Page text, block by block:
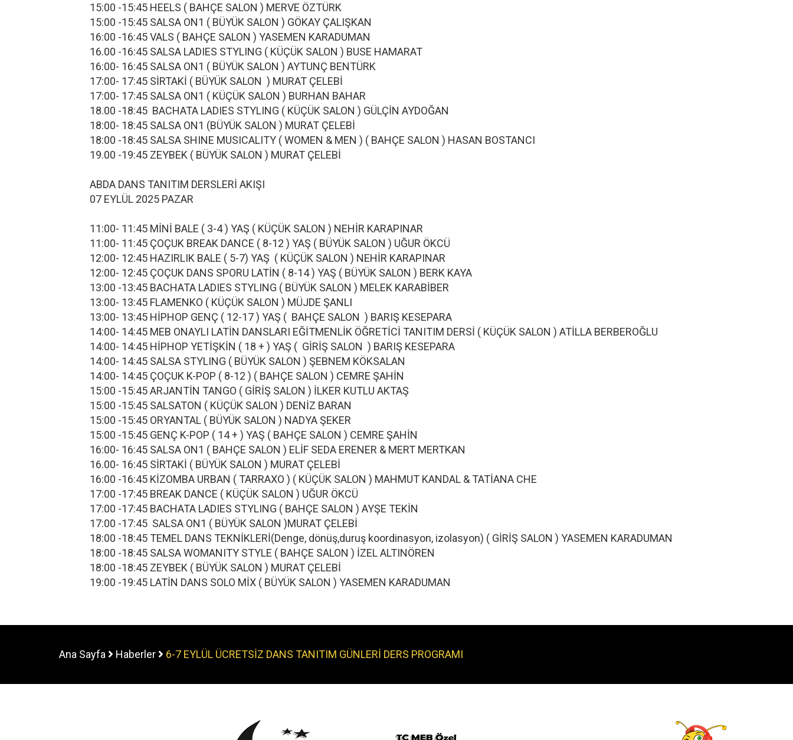
15:00 -15:45 HEELS ( BAHÇE SALON ) MERVE ÖZTÜRK
15:00 -15:45 SALSA ON1 ( BÜYÜK SALON ) GÖKAY ÇALIŞKAN
16:00 -16:45 VALS ( BAHÇE SALON ) YASEMEN KARADUMAN
16.00 -16:45 SALSA LADIES STYLING ( KÜÇÜK SALON ) BUSE HAMARAT
16:00- 16:45 SALSA ON1 ( BÜYÜK SALON ) AYTUNÇ BENTÜRK
17:00- 17:45 SİRTAKİ ( BÜYÜK SALON ) MURAT ÇELEBİ
17:00- 17:45 SALSA ON1 ( KÜÇÜK SALON ) BURHAN BAHAR
18.00 -18:45 BACHATA LADIES STYLING ( KÜÇÜK SALON ) GÜLÇİN AYDOĞAN
18:00- 18:45 SALSA ON1 (BÜYÜK SALON ) MURAT ÇELEBİ
18:00 -18:45 SALSA SHINE MUSICALITY ( WOMEN & MEN ) ( BAHÇE SALON ) HASAN BOSTANCI
19.00 -19:45 ZEYBEK ( BÜYÜK SALON ) MURAT ÇELEBİ
ABDA DANS TANITIM DERSLERİ AKIŞI
07 EYLÜL 2025 PAZAR
11:00- 11:45 MİNİ BALE ( 3-4 ) YAŞ ( KÜÇÜK SALON ) NEHİR KARAPINAR
11:00- 11:45 ÇOÇUK BREAK DANCE ( 8-12 ) YAŞ ( BÜYÜK SALON ) UĞUR ÖKCÜ
12:00- 12:45 HAZIRLIK BALE ( 5-7) YAŞ ( KÜÇÜK SALON ) NEHİR KARAPINAR
12:00- 12:45 ÇOÇUK DANS SPORU LATİN ( 8-14 ) YAŞ ( BÜYÜK SALON ) BERK KAYA
13:00 -13:45 BACHATA LADIES STYLING ( BÜYÜK SALON ) MELEK KARABİBER
13:00- 13:45 FLAMENKO ( KÜÇÜK SALON ) MÜJDE ŞANLI
13:00- 13:45 HİPHOP GENÇ ( 12-17 ) YAŞ ( BAHÇE SALON ) BARIŞ KESEPARA
14:00- 14:45 MEB ONAYLI LATİN DANSLARI EĞİTMENLİK ÖĞRETİCİ TANITIM DERSİ ( KÜÇÜK SALON ) ATİLLA BERBEROĞLU
14:00- 14:45 HİPHOP YETİŞKİN ( 18 + ) YAŞ ( GİRİŞ SALON ) BARIŞ KESEPARA
14:00- 14:45 SALSA STYLING ( BÜYÜK SALON ) ŞEBNEM KÖKSALAN
14:00- 14:45 ÇOÇUK K-POP ( 8-12 ) ( BAHÇE SALON ) CEMRE ŞAHİN
15:00 -15:45 ARJANTİN TANGO ( GİRİŞ SALON ) İLKER KUTLU AKTAŞ
15:00 -15:45 SALSATON ( KÜÇÜK SALON ) DENİZ BARAN
15:00 -15:45 ORYANTAL ( BÜYÜK SALON ) NADYA ŞEKER
15:00 -15:45 GENÇ K-POP ( 14 + ) YAŞ ( BAHÇE SALON ) CEMRE ŞAHİN
16:00- 16:45 SALSA ON1 ( BAHÇE SALON ) ELİF SEDA ERENER & MERT MERTKAN
16.00- 16:45 SİRTAKİ ( BÜYÜK SALON ) MURAT ÇELEBİ
16:00 -16:45 KİZOMBA URBAN ( TARRAXO ) ( KÜÇÜK SALON ) MAHMUT KANDAL & TATİANA CHE
17:00 -17:45 BREAK DANCE ( KÜÇÜK SALON ) UĞUR ÖKCÜ
17:00 -17:45 BACHATA LADIES STYLING ( BAHÇE SALON ) AYŞE TEKİN
17:00 -17:45 SALSA ON1 ( BÜYÜK SALON )MURAT ÇELEBİ
18:00 -18:45 TEMEL DANS TEKNİKLERİ(Denge, dönüş,duruş koordinasyon, izolasyon) ( GİRİŞ SALON ) YASEMEN KARADUMAN
18:00 -18:45 SALSA WOMANITY STYLE ( BAHÇE SALON ) İZEL ALTINÖREN
18:00 -18:45 ZEYBEK ( BÜYÜK SALON ) MURAT ÇELEBİ
19:00 -19:45 LATİN DANS SOLO MİX ( BÜYÜK SALON ) YASEMEN KARADUMAN
Ana Sayfa Haberler 6-7 EYLÜL ÜCRETSİZ DANS TANITIM GÜNLERİ DERS PROGRAMI